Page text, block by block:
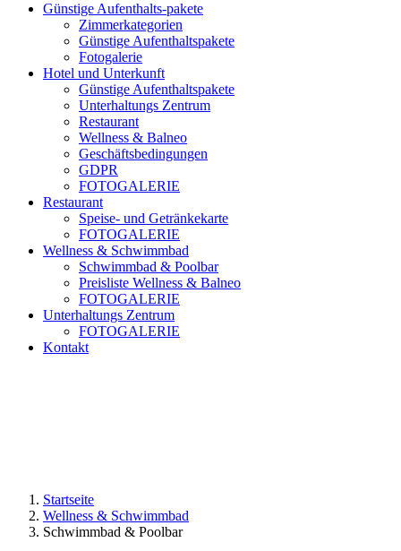
Günstige Aufenthalts-pakete
Zimmerkategorien
Günstige Aufenthaltspakete
Fotogalerie
Hotel und Unterkunft
Günstige Aufenthaltspakete
Unterhaltungs Zentrum
Restaurant
Wellness & Balneo
Geschäftsbedingungen
GDPR
FOTOGALERIE
Restaurant
Speise- und Getränkekarte
FOTOGALERIE
Wellness & Schwimmbad
Schwimmbad & Poolbar
Preisliste Wellness & Balneo
FOTOGALERIE
Unterhaltungs Zentrum
FOTOGALERIE
Kontakt
Startseite
Wellness & Schwimmbad
Schwimmbad & Poolbar